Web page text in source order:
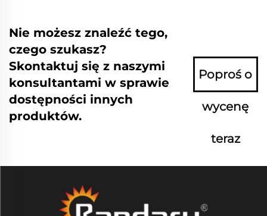
Nie możesz znaleźć tego,
czego szukasz?
Skontaktuj się z naszymi
konsultantami w sprawie
dostępności innych
produktów.
Poproś o
wycenę
teraz